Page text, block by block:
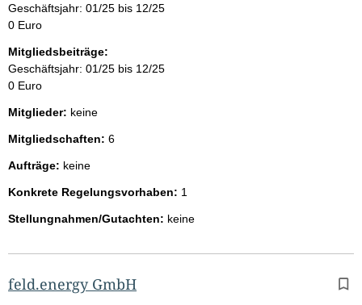
Geschäftsjahr: 01/25 bis 12/25
0 Euro
Mitgliedsbeiträge:
Geschäftsjahr: 01/25 bis 12/25
0 Euro
Mitglieder: keine
Mitgliedschaften: 6
Aufträge: keine
Konkrete Regelungsvorhaben: 1
Stellungnahmen/Gutachten: keine
feld.energy GmbH